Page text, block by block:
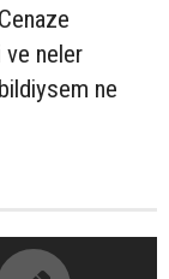
ve neler
ne